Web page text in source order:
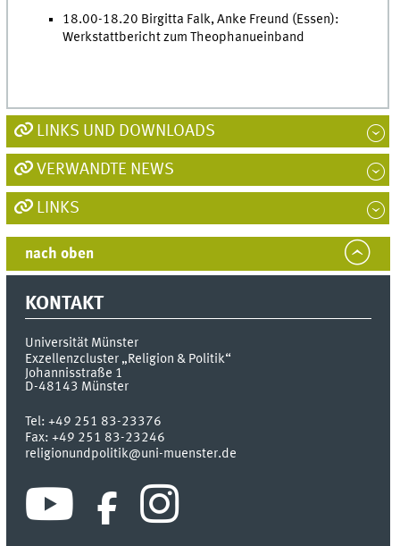
18.00-18.20 Birgitta Falk, Anke Freund (Essen):
Werkstattbericht zum Theophanueinband
LINKS UND DOWNLOADS
VERWANDTE NEWS
LINKS
nach oben
KONTAKT
Universität Münster
Exzellenzcluster „Religion & Politik“
Johannisstraße 1
D-48143 Münster
Tel:+49 251 83-23376
Fax:+49 251 83-23246
religionundpolitik@uni-muenster.de